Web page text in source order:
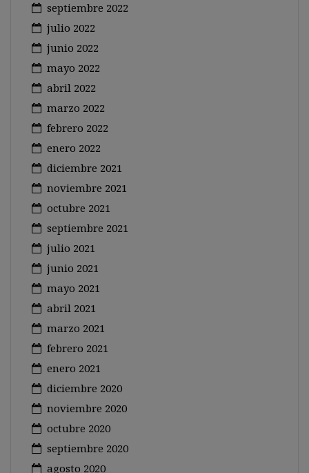
septiembre 2022
julio 2022
junio 2022
mayo 2022
abril 2022
marzo 2022
febrero 2022
enero 2022
diciembre 2021
noviembre 2021
octubre 2021
septiembre 2021
julio 2021
junio 2021
mayo 2021
abril 2021
marzo 2021
febrero 2021
enero 2021
diciembre 2020
noviembre 2020
octubre 2020
septiembre 2020
agosto 2020